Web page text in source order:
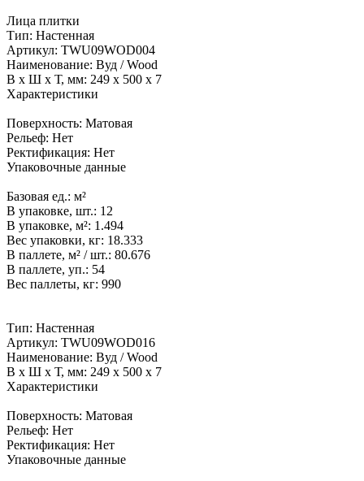
Лица плитки
Тип: Настенная
Артикул: TWU09WOD004
Наименование: Вуд / Wood
В x Ш x Т, мм: 249 x 500 x 7
Характеристики
Поверхность: Матовая
Рельеф: Нет
Ректификация: Нет
Упаковочные данные
Базовая ед.: м²
В упаковке, шт.: 12
В упаковке, м²: 1.494
Вес упаковки, кг: 18.333
В паллете, м² / шт.: 80.676
В паллете, уп.: 54
Вес паллеты, кг: 990
Тип: Настенная
Артикул: TWU09WOD016
Наименование: Вуд / Wood
В x Ш x Т, мм: 249 x 500 x 7
Характеристики
Поверхность: Матовая
Рельеф: Нет
Ректификация: Нет
Упаковочные данные